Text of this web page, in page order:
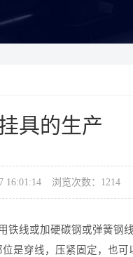
具的生产
16:01:14 浏览次数： 1214
线或加硬碳钢或弹簧钢
是穿线，压紧固定，也可